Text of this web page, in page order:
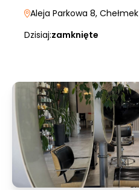
Aleja Parkowa 8, Chełmek
Dzisiaj:zamknięte